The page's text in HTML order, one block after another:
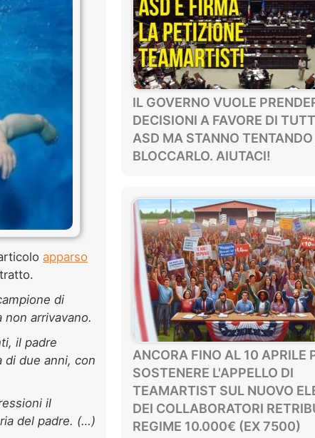
apparso
di
arrivavano.
il padre
di due anni, con
il
del padre. (…)
IL GOVERNO VUOLE
DECISIONI A FAVORE DI
ASD MA STANNO TENTANDO
BLOCCARLO. AIUTACI!
ANCORA FINO AL 10 APRILE
SOSTENERE L'APPELLO DI
TEAMARTIST SUL NUOVO
DEI COLLABORATORI
REGIME 10.000€ (EX 7500)